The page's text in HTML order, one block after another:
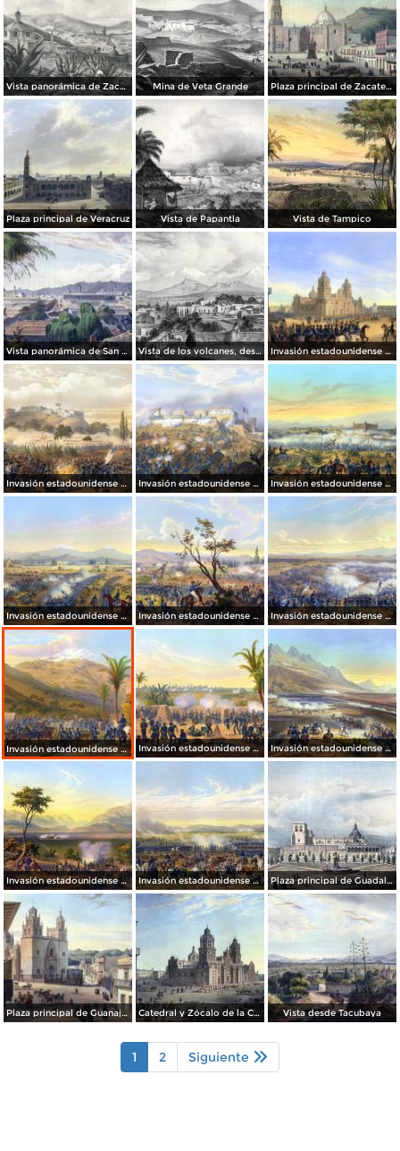
Vista panorámica de Zacatecas Mina de Veta Grande Plaza principal de Zacatecas (c. 1836)
Plaza principal de Veracruz Vista de Papantla Vista de Tampico
Vista panorámica de San Luis Potosí Vista de los volcanes, desde Tacubaya Invasión estadounidense de 1847: Gral. Scott entrando a la Ciudad de México
Invasión estadounidense de 1847: La toma de Chapultepec Invasión estadounidense de 1847: La toma de Chapultepec Invasión estadounidense de 1847: Batalla de Molino del Rey
Invasión estadounidense de 1847: Batalla de Molino del Rey Invasión estadounidense de 1847: Batalla de Churubusco Invasión estadounidense de 1847: Batalla de Magdalena Contreras
Invasión estadounidense de 1847: Batalla de Cerro Gordo Invasión estadounidense de 1847: Bombardeo de Veracruz Invasión estadounidense de 1847: Batalla de Buenavista
Invasión estadounidense de 1847: Batalla de Monterrey Invasión estadounidense de 1847: Batalla de Palo Alto Plaza principal de Guadalajara
Plaza principal de Guanajuato Catedral y Zócalo de la Ciudad de México Vista desde Tacubaya
1 2 Siguiente